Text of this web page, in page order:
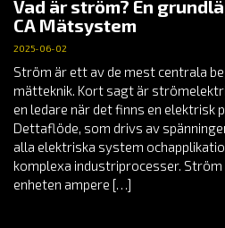
Vad är ström? En
CA Mätsystem
2025-06-02
Ström är ett av de mest centrala
mätteknik. Kort sagt är
en ledare när det finns en elektrisk
Dettaflöde, som drivs av
alla elektriska system
komplexa industriprocesser.
enheten ampere […]